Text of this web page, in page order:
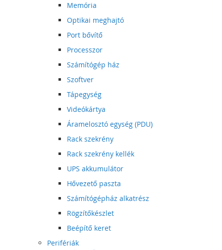
Memória
Optikai meghajtó
Port bővítő
Processzor
Számítógép ház
Szoftver
Tápegység
Videókártya
Áramelosztó egység (PDU)
Rack szekrény
Rack szekrény kellék
UPS akkumulátor
Hővezető paszta
Számítógépház alkatrész
Rögzítőkészlet
Beépítő keret
Perifériák